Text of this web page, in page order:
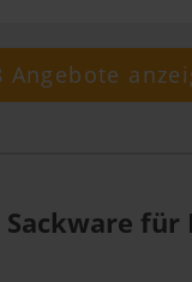
Angebote
für